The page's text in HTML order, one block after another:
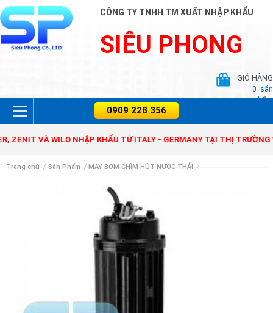
CÔNG TY TNHH TM XUẤT NHẬP KHẨU
SIÊU PHONG
GIỎ HÀNG
0 sản
phẩm
VÀ WILO NHẬP KHẨU TỪ ITALY - GERMANY TẠI THỊ TRƯỜNG VIỆT
Trang chủ / Sản Phẩm / MÁY BƠM CHÌM HÚT NƯỚC THẢI /